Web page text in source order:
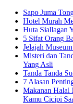
Sapo Juma
Hotel Murah
Huta Siallagan
5 Sifat Orang
Jelajah
Misteri dan
Yang Asli
Tanda Tanda
7 Alasan
Makanan Halal
Kamu Cicipi